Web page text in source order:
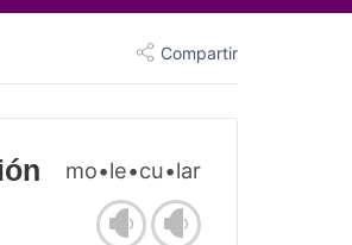
Compartir
mo•le•cu•lar